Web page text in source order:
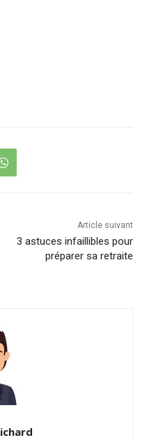
Article suivant
3 astuces infaillibles pour
préparer sa retraite